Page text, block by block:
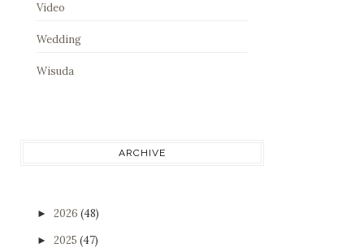
Video
Wedding
Wisuda
ARCHIVE
► 2026 (48)
► 2025 (47)